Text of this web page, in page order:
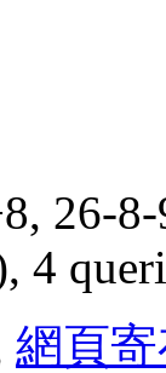
26-
4
網頁